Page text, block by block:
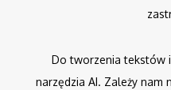
Do tworzenia tekstów
narzędzia AI. Zależy nam